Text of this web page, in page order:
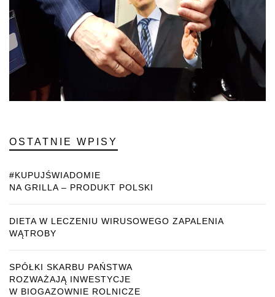
OSTATNIE WPISY
#KUPUJŚWIADOMIE
NA GRILLA – PRODUKT POLSKI
DIETA W LECZENIU WIRUSOWEGO ZAPALENIA
WĄTROBY
SPÓŁKI SKARBU PAŃSTWA
ROZWAŻAJĄ INWESTYCJE
W BIOGAZOWNIE ROLNICZE